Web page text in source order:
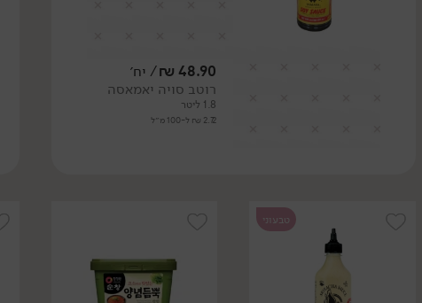
48.90
₪/ יח׳
רוטב סויה יאמאסה
1.8 ליטר
2.72 ₪ ל-100 מ״ל
טבעוני